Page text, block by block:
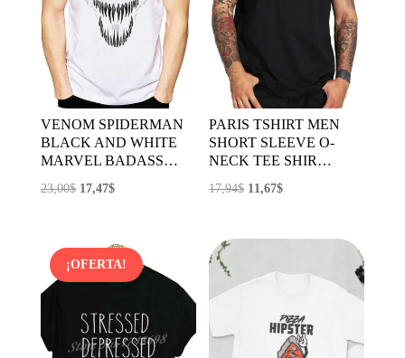
VENOM SPIDERMAN
BLACK AND WHITE
MARVEL BADASS…
23,00$ El
era:
23,00$.
17,47$El
es:
17,47$.
PARIS TSHIRT MEN
SHORT SLEEVE O-
NECK TEE SHIR…
17,94$ El
17,94$.
11,67$El
11,67$.
¡OFERTA!